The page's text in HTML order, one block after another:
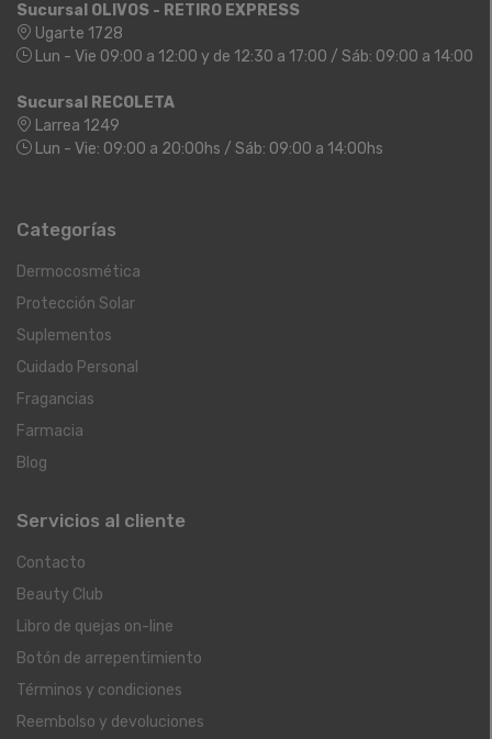
Sucursal OLIVOS - RETIRO EXPRESS
Ugarte 1728
Lun - Vie 09:00 a 12:00 y de 12:30 a 17:00 / Sáb: 09:00 a 14:00
Sucursal RECOLETA
Larrea 1249
Lun - Vie: 09:00 a 20:00hs / Sáb: 09:00 a 14:00hs
Categorías
Dermocosmética
Protección Solar
Suplementos
Cuidado Personal
Fragancias
Farmacia
Blog
Servicios al cliente
Contacto
Beauty Club
Libro de quejas on-line
Botón de arrepentimiento
Términos y condiciones
Reembolso y devoluciones